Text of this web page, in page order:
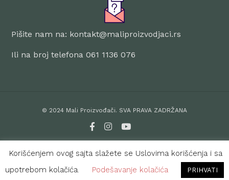
Pišite nam na: kontakt@maliproizvodjaci.rs
Ili na broj telefona 061 1136 076
© 2024 Mali Proizvođači. SVA PRAVA ZADRŽANA
Korišćenjem ovog sajta slažete se Uslovima korišćenja i sa
upotrebom kolačića.
Podešavanje kolačića PRIHVATI